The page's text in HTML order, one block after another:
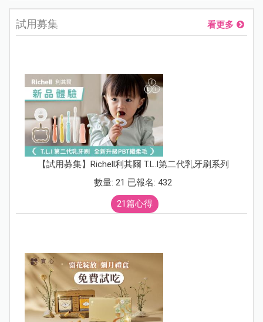
試用募集 看更多
【試用募集】Richell利其爾 T.L.I第二代乳牙刷系列
數量: 21 已報名: 432
21篇心得